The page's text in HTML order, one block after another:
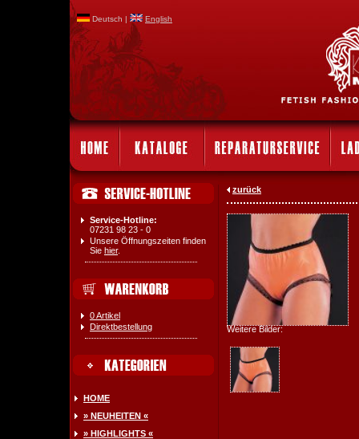
Deutsch | English
Service-Hotline:
07231 98 23 - 0
Unsere Öffnungszeiten finden
Sie hier.
0 Artikel
Direktbestellung
HOME
» NEUHEITEN «
» HIGHLIGHTS «
zurück
Weitere Bilder: